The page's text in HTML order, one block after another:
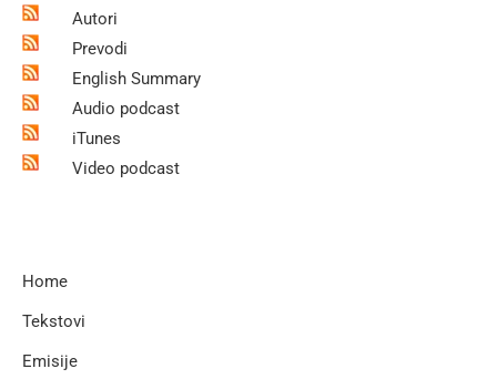
Autori
Prevodi
English Summary
Audio podcast
iTunes
Video podcast
Home
Tekstovi
Emisije